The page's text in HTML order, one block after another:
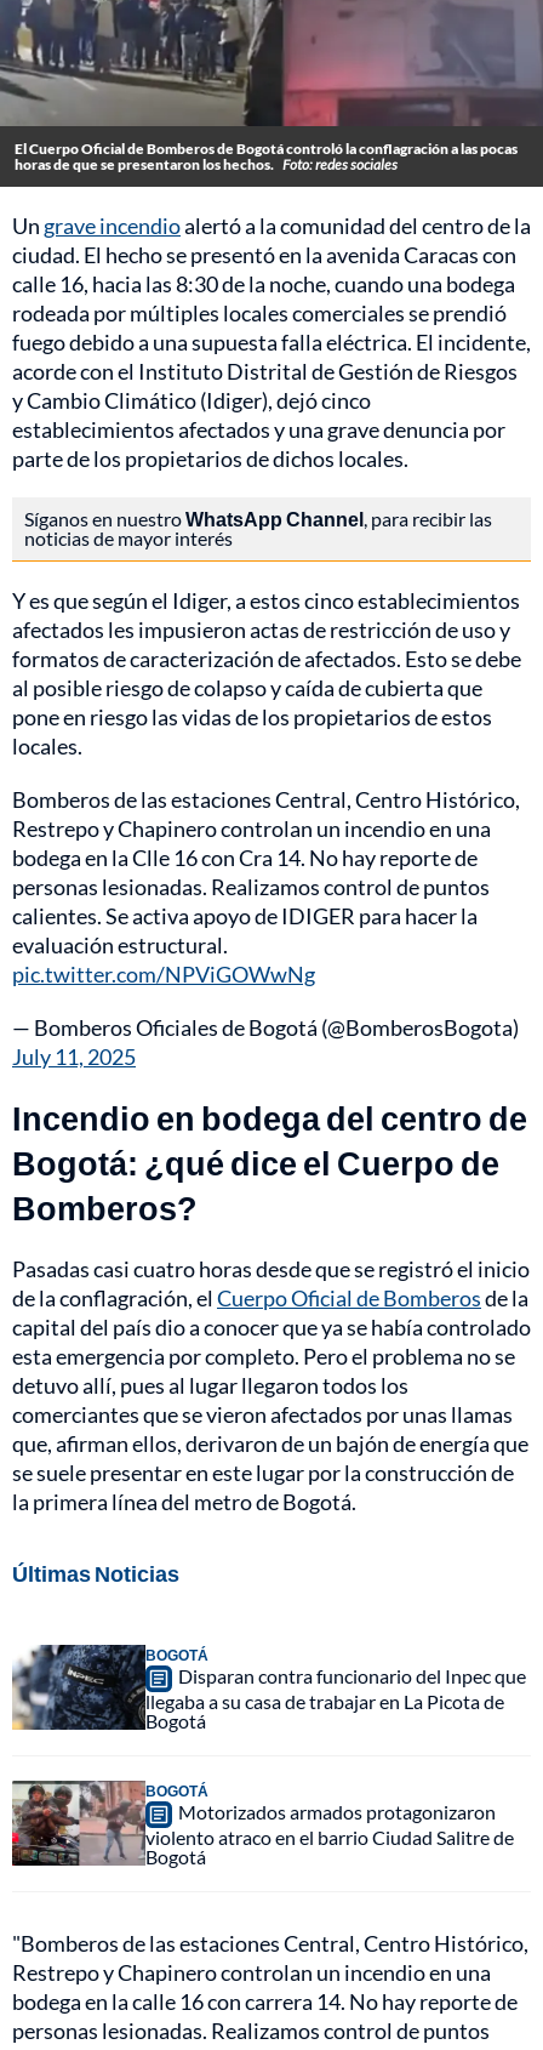
El Cuerpo Oficial de Bomberos de Bogotá controló la conflagración a las pocas
horas de que se presentaron los hechos. Foto: redes sociales
Un grave incendioalertó a la comunidad del centro de la
ciudad. El hecho se presentó en la avenida Caracas con
calle 16, hacia las 8:30 de la noche, cuando una bodega
rodeada por múltiples locales comerciales se prendió
fuego debido a una supuesta falla eléctrica. El incidente,
acorde con el Instituto Distrital de Gestión de Riesgos
y Cambio Climático (Idiger), dejó cinco
establecimientos afectados y una grave denuncia por
parte de los propietarios de dichos locales.
Síganos en nuestroWhatsApp Channel, para recibir las
noticias de mayor interés
Y es que según el Idiger, a estos cinco establecimientos
afectados les impusieron actas de restricción de uso y
formatos de caracterización de afectados. Esto se debe
al posible riesgo de colapso y caída de cubierta que
pone en riesgo las vidas de los propietarios de estos
locales.
Bomberos de las estaciones Central, Centro Histórico,
Restrepo y Chapinero controlan un incendio en una
bodega en la Clle 16 con Cra 14. No hay reporte de
personas lesionadas. Realizamos control de puntos
calientes. Se activa apoyo de IDIGER para hacer la
evaluación estructural.
pic.twitter.com/NPViGOWwNg
— Bomberos Oficiales de Bogotá (@BomberosBogota)
July 11, 2025
Incendio en bodega del centro de
Bogotá: ¿qué dice el Cuerpo de
Bomberos?
Pasadas casi cuatro horas desde que se registró el inicio
de la conflagración, elCuerpo Oficial de Bomberosde la
capital del país dio a conocer que ya se había controlado
esta emergencia por completo. Pero el problema no se
detuvo allí, pues al lugar llegaron todos los
comerciantes que se vieron afectados por unas llamas
que, afirman ellos, derivaron de un bajón de energía que
se suele presentar en este lugar por la construcción de
la primera línea del metro de Bogotá.
Últimas Noticias
BOGOTÁ
Disparan contra funcionario del Inpec que
llegaba a su casa de trabajar en La Picota de
Bogotá
BOGOTÁ
Motorizados armados protagonizaron
violento atraco en el barrio Ciudad Salitre de
Bogotá
"Bomberos de las estaciones Central, Centro Histórico,
Restrepo y Chapinero controlan un incendio en una
bodega en la calle 16 con carrera 14. No hay reporte de
personas lesionadas. Realizamos control de puntos